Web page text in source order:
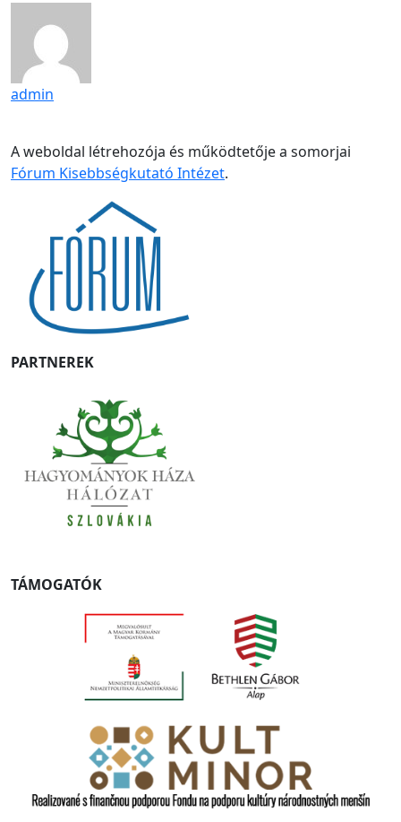
admin
A weboldal létrehozója és működtetője a somorjai
Fórum Kisebbségkutató Intézet.
PARTNEREK
TÁMOGATÓK